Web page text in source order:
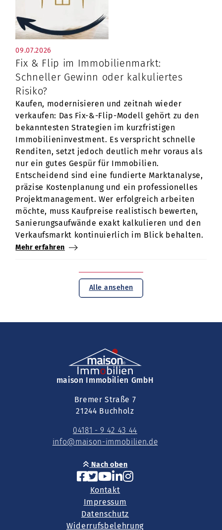
09.07.2026
Fix & Flip im Immobilienmarkt:
Schneller Gewinn oder kalkuliertes
Risiko?
Kaufen, modernisieren und zeitnah wieder
verkaufen: Das Fix-&-Flip-Modell gehört zu den
bekanntesten Strategien im kurzfristigen
Immobilieninvestment. Es verspricht schnelle
Renditen, setzt jedoch deutlich mehr voraus als
nur ein gutes Gespür für Immobilien.
Entscheidend sind eine fundierte Marktanalyse,
präzise Kostenplanung und ein professionelles
Projektmanagement. Wer erfolgreich arbeiten
möchte, muss Kaufpreise realistisch bewerten,
Sanierungsaufwände exakt kalkulieren und den
Verkaufsmarkt kontinuierlich im Blick behalten.
Mehr erfahren
Alle ansehen
maison Immobilien GmbH
Bremer Straße 7
21244 Buchholz
04181 - 9 42 43 44
info@maison-immobilien.de
Nach oben
Kontakt
Impressum
Datenschutz
Widerrufsbelehrung